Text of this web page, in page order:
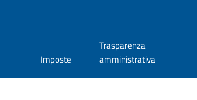
Imposte
Trasparenza
amministrativa